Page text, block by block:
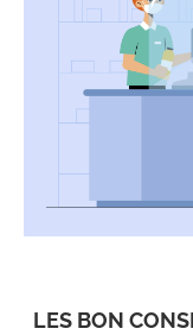
LES BON